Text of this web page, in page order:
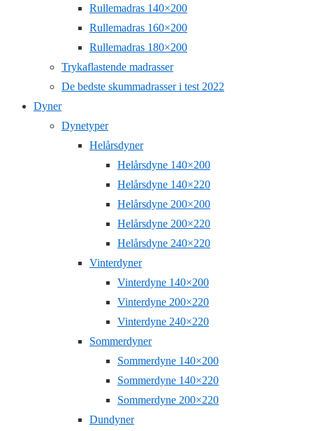
Rullemadras 140×200
Rullemadras 160×200
Rullemadras 180×200
Trykaflastende madrasser
De bedste skummadrasser i test 2022
Dyner
Dynetyper
Helårsdyner
Helårsdyne 140×200
Helårsdyne 140×220
Helårsdyne 200×200
Helårsdyne 200×220
Helårsdyne 240×220
Vinterdyner
Vinterdyne 140×200
Vinterdyne 200×220
Vinterdyne 240×220
Sommerdyner
Sommerdyne 140×200
Sommerdyne 140×220
Sommerdyne 200×220
Dundyner